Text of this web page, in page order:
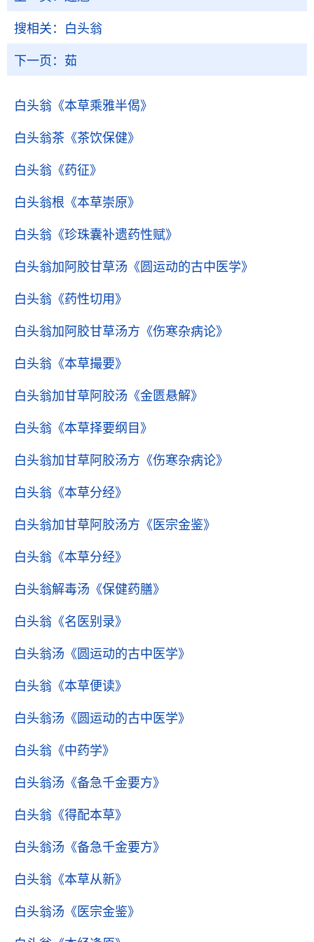
搜相关： 白头翁
下一页： 茹
白头翁 《本草乘雅半偈》
白头翁茶 《茶饮保健》
白头翁 《药征》
白头翁根 《本草崇原》
白头翁 《珍珠囊补遗药性赋》
白头翁加阿胶甘草汤 《圆运动的古中医学》
白头翁 《药性切用》
白头翁加阿胶甘草汤方 《伤寒杂病论》
白头翁 《本草撮要》
白头翁加甘草阿胶汤 《金匮悬解》
白头翁 《本草择要纲目》
白头翁加甘草阿胶汤方 《伤寒杂病论》
白头翁 《本草分经》
白头翁加甘草阿胶汤方 《医宗金鉴》
白头翁 《本草分经》
白头翁解毒汤 《保健药膳》
白头翁 《名医别录》
白头翁汤 《圆运动的古中医学》
白头翁 《本草便读》
白头翁汤 《圆运动的古中医学》
白头翁 《中药学》
白头翁汤 《备急千金要方》
白头翁 《得配本草》
白头翁汤 《备急千金要方》
白头翁 《本草从新》
白头翁汤 《医宗金鉴》